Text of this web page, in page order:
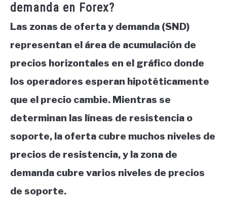
demanda en Forex?
Las zonas de oferta y demanda (SND)
representan el área de acumulación de
precios horizontales en el gráfico donde
los operadores esperan hipotéticamente
que el precio cambie. Mientras se
determinan las líneas de resistencia o
soporte, la oferta cubre muchos niveles de
precios de resistencia, y la zona de
demanda cubre varios niveles de precios
de soporte.